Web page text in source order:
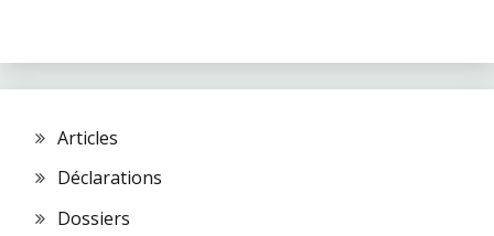
Articles
Déclarations
Dossiers